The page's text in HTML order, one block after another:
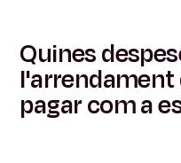
Quines
l'arrendament
pagar com a